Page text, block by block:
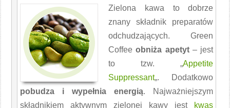
Zielona kawa to dobrze
znany składnik preparatów
odchudzających. Green
Coffeeobniża apetyt– jest
to tzw. „Appetite
Suppressant„. Dodatkowo
pobudza i wypełnia energią. Najważniejszym
składnikiem aktywnym zielonej kawy jest
kwas